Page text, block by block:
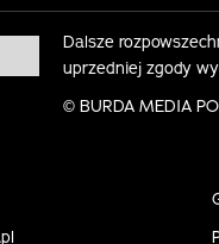
Dalsze
uprzedniej zgody
© BURDA MEDIA